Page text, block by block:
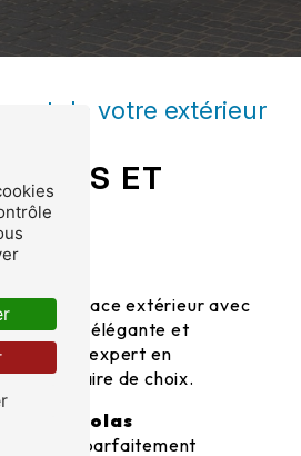
de votre extérieur
ET
votre espace extérieur avec
élégante et
, expert en
partenaire de choix.
pergolas
mesure, parfaitement